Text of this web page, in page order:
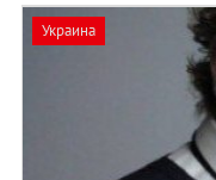
Украина